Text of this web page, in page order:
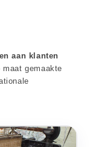
aan klanten
gemaakte